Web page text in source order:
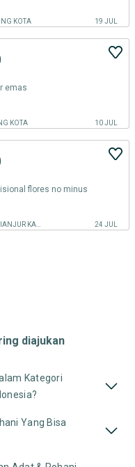
KOTA 19 JUL
emas
KOTA 10 JUL
flores no minus
24 JUL
diajukan
Kategori
Yang Bisa